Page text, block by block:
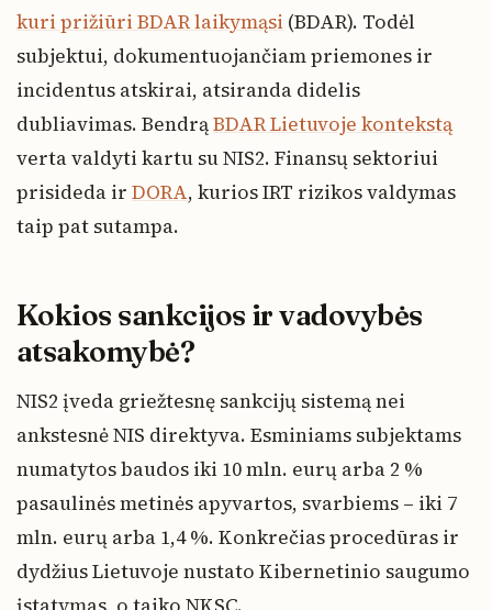
kuri prižiūri BDAR laikymąsi (BDAR). Todėl
subjektui, dokumentuojančiam priemones ir
incidentus atskirai, atsiranda didelis
dubliavimas. BendrąBDAR Lietuvoje kontekstą
verta valdyti kartu su NIS2. Finansų sektoriui
prisideda ir DORA, kurios IRT rizikos valdymas
taip pat sutampa.
Kokios sankcijos ir vadovybės
atsakomybė?
NIS2 įveda griežtesnę sankcijų sistemą nei
ankstesnė NIS direktyva. Esminiams subjektams
numatytos baudos iki 10 mln. eurų arba 2 %
pasaulinės metinės apyvartos, svarbiems – iki 7
mln. eurų arba 1,4 %. Konkrečias procedūras ir
dydžius Lietuvoje nustato Kibernetinio saugumo